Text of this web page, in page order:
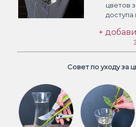
цветов
доступа
+
Совет по уходу за